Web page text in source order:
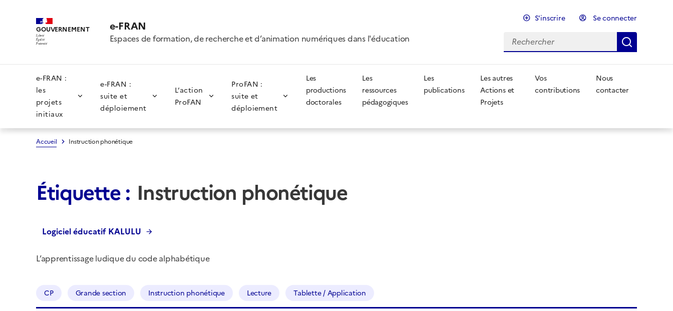
GOUVERNEMENT
Liberté
Égalité
Fraternité
e-FRAN
Espaces de formation, de recherche et d’animation numériques dans l'éducation
S'inscrire Se connecter
Rechercher
e-FRAN :
les
projets
initiaux
e-FRAN :
suite et
déploiement
L’action
ProFAN
ProFAN :
suite et
déploiement
Les
productions
doctorales
Les
ressources
pédagogiques
Les
publications
Les autres
Actions et
Projets
Vos
contributions
Nous
contacter
Accueil Instruction phonétique
Étiquette : Instruction phonétique
Logiciel éducatif KALULU
L’apprentissage ludique du code alphabétique
CP Grande section Instruction phonétique Lecture Tablette / Application